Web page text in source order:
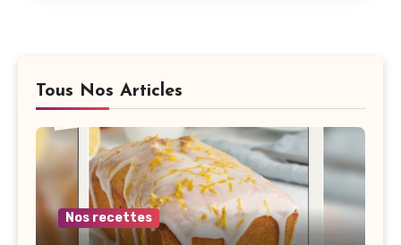
Tous Nos Articles
Nos recettes